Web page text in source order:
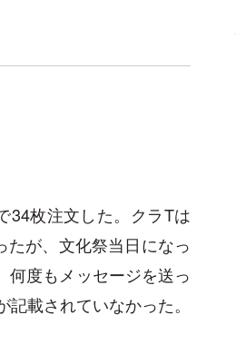
34枚注文した。クラTは
が、文化祭当日になっ
何度もメッセージを送っ
載されていなかった。